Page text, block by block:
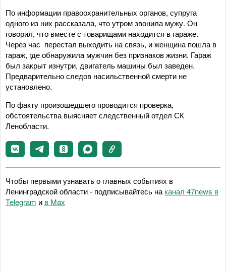
По информации правоохранительных органов, супруга
одного из них рассказала, что утром звонила мужу. Он
говорил, что вместе с товарищами находится в гараже.
Через час перестал выходить на связь, и женщина пошла в
гараж, где обнаружила мужчин без признаков жизни. Гараж
был закрыт изнутри, двигатель машины был заведен.
Предварительно следов насильственной смерти не
установлено.
По факту произошедшего проводится проверка,
обстоятельства выясняет следственный отдел СК
Ленобласти.
Чтобы первыми узнавать о главных событиях в
Ленинградской области - подписывайтесь на канал 47news в
Telegram и в Maх